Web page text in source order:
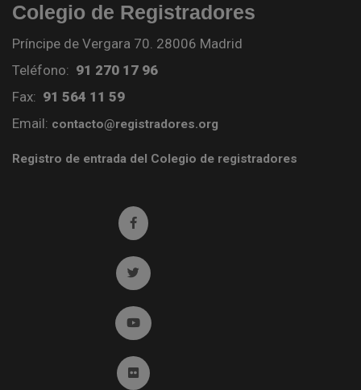
Colegio de Registradores
Príncipe de Vergara 70. 28006 Madrid
Teléfono: 91 270 17 96
Fax: 91 564 11 59
Email: contacto@registradores.org
Registro de entrada del Colegio de registradores
Ir a facebook (abre en ventana nueva)
Ir a twitter (abre en ventana nueva)
Ir a YouTube (abre en ventana nueva)
Ir a Flickr (abre en ventana nueva)